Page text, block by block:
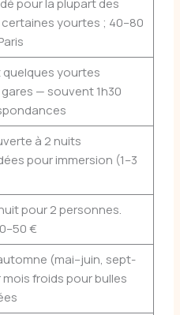
pour la plupart des
yourtes ; 40–80
quelques yourtes
— souvent 1h30
à 2 nuits
pour immersion (1–3
pour 2 personnes.
€
(mai–juin, sept-
froids pour bulles